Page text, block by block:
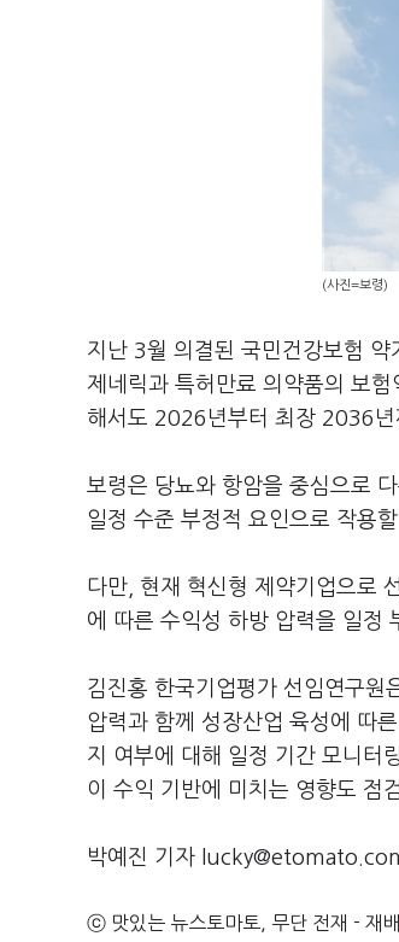
(사진=보령)
지난 3월 의결된 국민건강보험
제네릭과 특허만료 의약품의 보
해서도 2026년부터 최장 2036년
보령은 당뇨와 항암을 중심으로
일정 수준 부정적 요인으로 작용
다만, 현재 혁신형 제약기업으로
에 따른 수익성 하방 압력을 일정
김진홍 한국기업평가 선임연구
압력과 함께 성장산업 육성에 따
지 여부에 대해 일정 기간 모니터
이 수익 기반에 미치는 영향도 점
박예진 기자
ⓒ 맛있는 뉴스토마토, 무단 전재 - 재배